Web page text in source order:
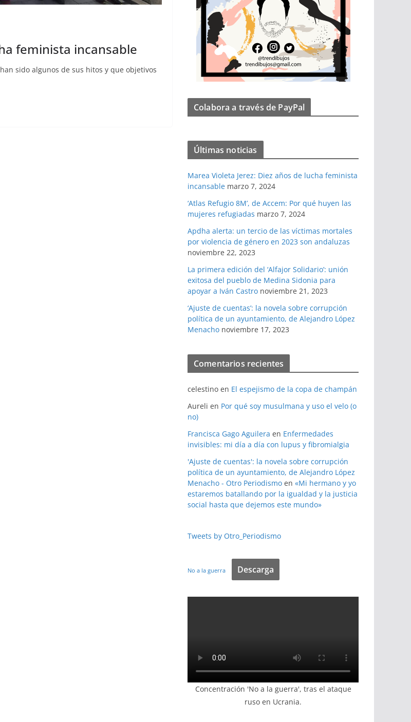
feminista incansable
sido algunos de sus hitos y que objetivos
Colabora a través de PayPal
Últimas noticias
Marea Violeta Jerez: Diez años de lucha feminista
incansable marzo 7, 2024
‘Atlas Refugio 8M’, de Accem: Por qué huyen las
mujeres refugiadas marzo 7, 2024
Apdha alerta: un tercio de las víctimas mortales
por violencia de género en 2023 son andaluzas
noviembre 22, 2023
La primera edición del ‘Alfajor Solidario’: unión
exitosa del pueblo de Medina Sidonia para
apoyar a Iván Castro noviembre 21, 2023
‘Ajuste de cuentas’: la novela sobre corrupción
política de un ayuntamiento, de Alejandro López
Menacho noviembre 17, 2023
Comentarios recientes
celestino en El espejismo de la copa de champán
Aureli en Por qué soy musulmana y uso el velo (o
no)
Francisca Gago Aguilera en Enfermedades
invisibles: mi día a día con lupus y fibromialgia
'Ajuste de cuentas': la novela sobre corrupción
política de un ayuntamiento, de Alejandro López
Menacho - Otro Periodismo en «Mi hermano y yo
estaremos batallando por la igualdad y la justicia
social hasta que dejemos este mundo»
Tweets by Otro_Periodismo
No a la guerra Descarga
Concentración 'No a la guerra', tras el ataque
ruso en Ucrania.